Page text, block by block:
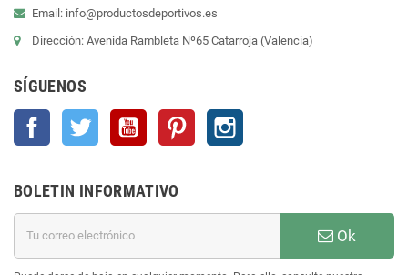
Email: info@productosdeportivos.es
Dirección: Avenida Rambleta Nº65 Catarroja (Valencia)
SÍGUENOS
Facebook Twitter YouTube Pinterest
BOLETIN INFORMATIVO
Ok